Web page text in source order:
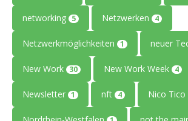
networking 5 Netzwerken 4
Netzwerkmöglichkeiten 1 neuer
New Work 30 New Work Week 4
Newsletter 1 nft 4 Nico Tico